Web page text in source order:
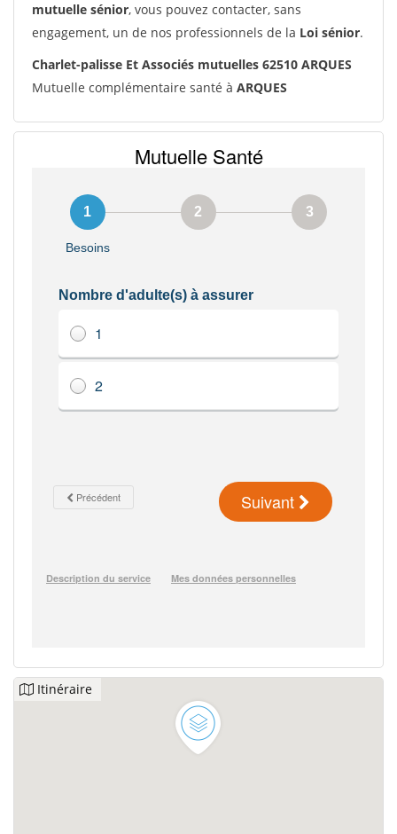
mutuelle sénior, vous pouvez contacter, sans
engagement, un de nos professionnels de la Loi sénior.
Charlet-palisse Et Associés mutuelles 62510 ARQUES
Mutuelle complémentaire santé à ARQUES
Itinéraire